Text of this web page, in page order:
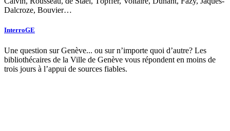
Dalcroze, Bouvier…
InterroGE
Une question sur Genève... ou sur n’importe quoi d’autre? Les
bibliothécaires de la Ville de Genève vous répondent en moins de
trois jours à l’appui de sources fiables.